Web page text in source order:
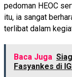
pedoman HEOC
itu, ia sangat
terlibat dalam
Baca Juga
Fasyankes di